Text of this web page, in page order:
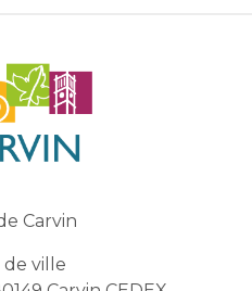
Carvin
ville